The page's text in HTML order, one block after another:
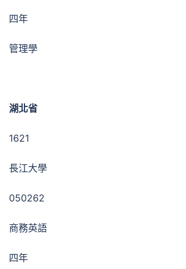
四年
管理學
湖北省
1621
長江大學
050262
商務英語
四年